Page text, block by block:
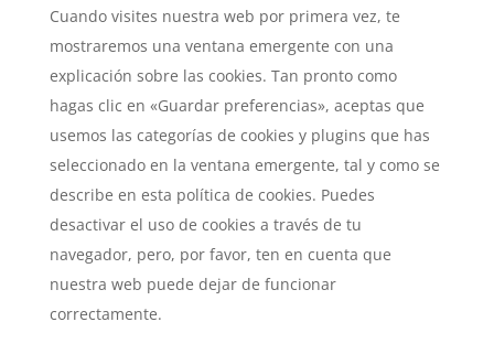
varios
Cuando visites nuestra web por primera vez, te
mostraremos una ventana emergente con una
explicación sobre las cookies. Tan pronto como
hagas clic en «Guardar preferencias», aceptas que
usemos las categorías de cookies y plugins que has
seleccionado en la ventana emergente, tal y como se
describe en esta política de cookies. Puedes
desactivar el uso de cookies a través de tu
navegador, pero, por favor, ten en cuenta que
nuestra web puede dejar de funcionar
correctamente.